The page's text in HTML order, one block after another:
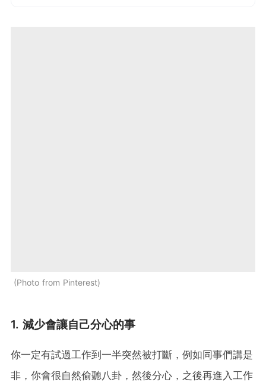
Photo from Pinterest
1. 減少會讓自己分心的事
你一定有試過工作到一半突然被打斷，例如同事們講是
非，你會很自然偷聽八卦，然後分心，之後再進入工作